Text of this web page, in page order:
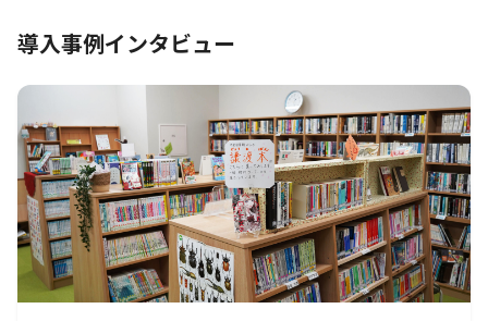
導入事例インタビュー